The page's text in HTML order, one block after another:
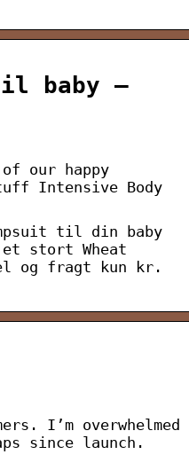
baby –
our happy
Intensive Body
til din baby
stort Wheat
og fragt kun kr.
I’m overwhelmed
since launch.